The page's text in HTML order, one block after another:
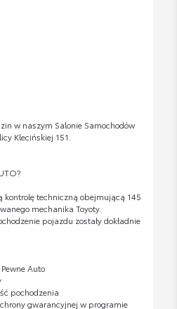
w naszym Salonie Samochodów
Klecińskiej 151.
kontrolę techniczną obejmującą 145
mechanika Toyoty.
pojazdu zostały dokładnie
Auto
pochodzenia
gwarancyjnej w programie